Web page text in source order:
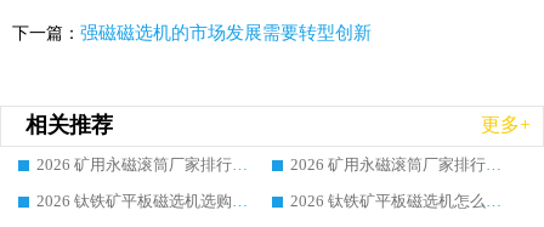
下一篇： 强磁磁选机的市场发展需要转型创新
相关推荐 更多+
2026 矿用永磁滚筒厂家排行榜选购干货指南 行业口碑标杆华体会手机网页版-华体会(中国) 实力出众
2026 矿用永磁滚筒厂家排行榜选购指南，行业口碑领域强者华体会手机网页版-华体会(中国)
2026 钛铁矿平板磁选机选购全攻略 市场公认优质品牌厂家实力排行榜
2026 钛铁矿平板磁选机怎么选 靠谱生产企业实力排行榜选购参考攻略